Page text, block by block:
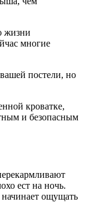
жизни
многие
постели, но
кроватке,
и безопасным
ест на ночь.
начинает ощущать